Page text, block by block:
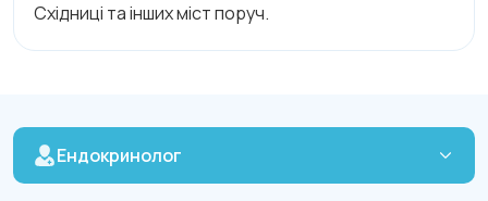
Ендокринолог
Східниці та інших міст поруч.